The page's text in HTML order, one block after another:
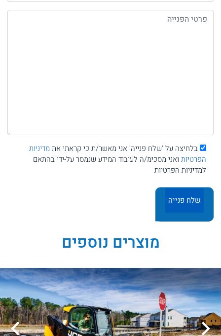
בלחיצה על 'שלח פנייה' אני מאשר/ת כי קראתי את מדיניות
הפרטיות ואני מסכימ/ה לעיבוד המידע שנמסר על-ידי בהתאם
למדיניות הפרטיות
מוצרים נוספים